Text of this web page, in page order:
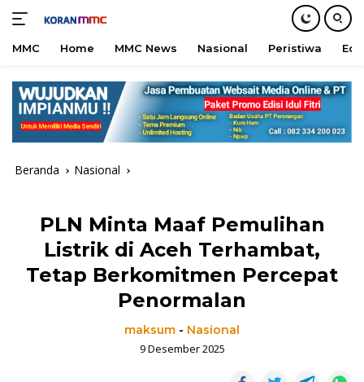
konten
MMC Home MMC News Nasional Peristiwa
Beranda Nasional
PLN Minta Maaf Pemulihan
Listrik di Aceh Terhambat,
Tetap Berkomitmen Percepat
Penormalan
maksum - Nasional
9 Desember 2025